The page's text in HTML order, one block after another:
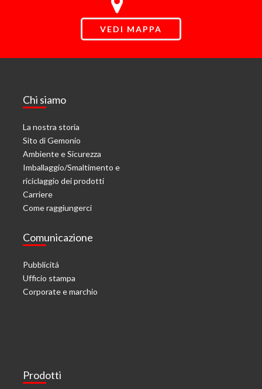
VEDI MAPPA
Chi siamo
La nostra storia
Sito di Gemonio
Ambiente e Sicurezza
Imballaggio/Smaltimento e
riciclaggio dei prodotti
Carriere
Come raggiungerci
Comunicazione
Pubblicitá
Ufficio stampa
Corporate e marchio
Prodotti